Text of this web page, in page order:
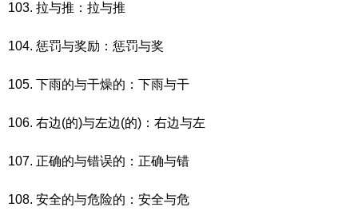
103. 拉与推：拉与推
104. 惩罚与奖励：惩罚与奖
105. 下雨的与干燥的：下雨与干
106. 右边(的)与左边(的)：右边与左
107. 正确的与错误的：正确与错
108. 安全的与危险的：安全与危